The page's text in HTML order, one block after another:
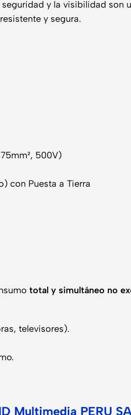
y la visibilidad son
y segura.
500V)
con Puesta a Tierra
total y simultáneo no
televisores).
Multimedia PERU